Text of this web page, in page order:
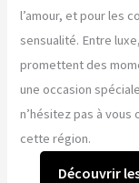
l’amour, et pour les
sensualité. Entre
promettent des
une occasion
n’hésitez pas à
cette région.
Découvrir